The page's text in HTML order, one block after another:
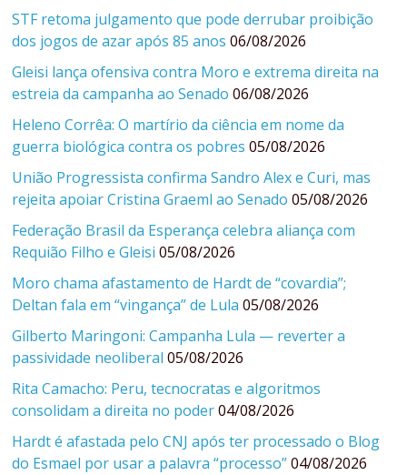
STF retoma julgamento que pode derrubar proibição
dos jogos de azar após 85 anos 06/08/2026
Gleisi lança ofensiva contra Moro e extrema direita na
estreia da campanha ao Senado 06/08/2026
Heleno Corrêa: O martírio da ciência em nome da
guerra biológica contra os pobres 05/08/2026
União Progressista confirma Sandro Alex e Curi, mas
rejeita apoiar Cristina Graeml ao Senado 05/08/2026
Federação Brasil da Esperança celebra aliança com
Requião Filho e Gleisi 05/08/2026
Moro chama afastamento de Hardt de “covardia”;
Deltan fala em “vingança” de Lula 05/08/2026
Gilberto Maringoni: Campanha Lula — reverter a
passividade neoliberal 05/08/2026
Rita Camacho: Peru, tecnocratas e algoritmos
consolidam a direita no poder 04/08/2026
Hardt é afastada pelo CNJ após ter processado o Blog
do Esmael por usar a palavra “processo” 04/08/2026